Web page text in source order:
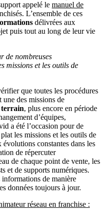
appelé le manuel de
L’ensemble de ces
délivrées aux
puis tout au long de leur vie
de nombreuses
missions et les outils de
que toutes les procédures
une des missions de
terrain, plus encore en période
d’équipes,
a été l’occasion pour de
les missions et les outils de
évolutions constantes dans les
de répercuter
de chaque point de vente, les
et de supports numériques.
de manière
données toujours à jour.
réseau en franchise :